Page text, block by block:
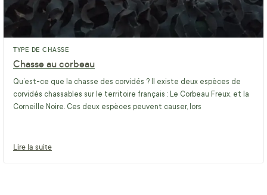
TYPE DE CHASSE
Chasse au corbeau
Qu’est-ce que la chasse des corvidés ? Il existe deux espèces de
corvidés chassables sur le territoire français : Le Corbeau Freux, et la
Corneille Noire. Ces deux espèces peuvent causer, lors
Lire la suite